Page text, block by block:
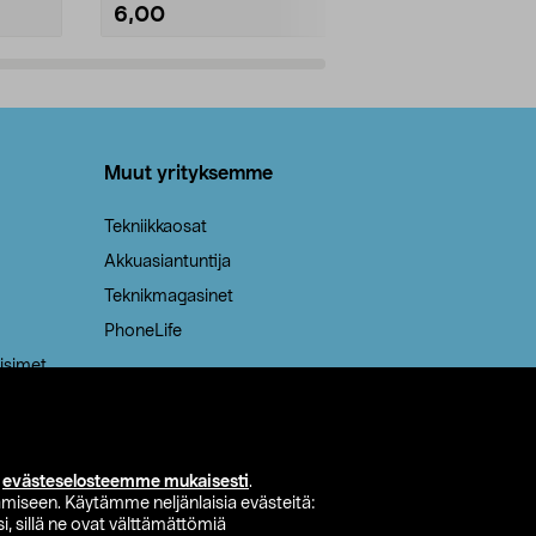
evästeselosteemme mukaisesti.
Käytämme neljänlaisia evästeitä:
sillä ne ovat välttämättömiä
6,00
Muut yrityksemme
Tekniikkaosat
Akkuasiantuntija
Teknikmagasinet
PhoneLife